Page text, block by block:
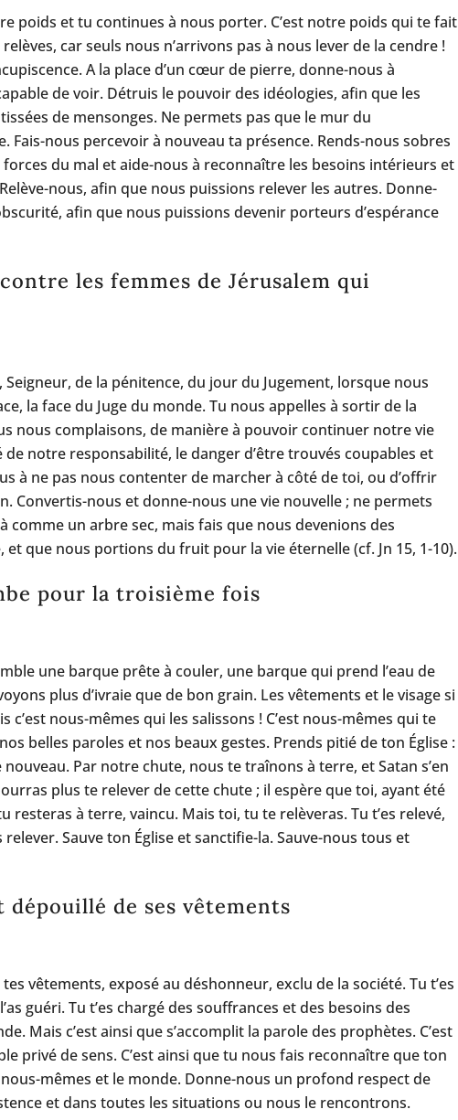
poids et tu continues à nous porter. C’est notre poids qui te fait
car seuls nous n’arrivons pas à nous lever de la cendre !
A la place d’un cœur de pierre, donne-nous à
de voir. Détruis le pouvoir des idéologies, afin que les
de mensonges. Ne permets pas que le mur du
nous percevoir à nouveau ta présence. Rends-nous sobres
du mal et aide-nous à reconnaître les besoins intérieurs et
nous, afin que nous puissions relever les autres. Donne-
afin que nous puissions devenir porteurs d’espérance
les femmes de Jérusalem qui
de la pénitence, du jour du Jugement, lorsque nous
la face du Juge du monde. Tu nous appelles à sortir de la
nous complaisons, de manière à pouvoir continuer notre vie
notre responsabilité, le danger d’être trouvés coupables et
à ne pas nous contenter de marcher à côté de toi, ou d’offrir
Convertis-nous et donne-nous une vie nouvelle ; ne permets
comme un arbre sec, mais fais que nous devenions des
que nous portions du fruit pour la vie éternelle (cf. Jn 15, 1-10).
pour la troisième fois
une barque prête à couler, une barque qui prend l’eau de
plus d’ivraie que de bon grain. Les vêtements et le visage si
c’est nous-mêmes qui les salissons ! C’est nous-mêmes qui te
belles paroles et nos beaux gestes. Prends pitié de ton Église :
Par notre chute, nous te traînons à terre, et Satan s’en
plus te relever de cette chute ; il espère que toi, ayant été
resteras à terre, vaincu. Mais toi, tu te relèveras. Tu t’es relevé,
Sauve ton Église et sanctifie-la. Sauve-nous tous et
dépouillé de ses vêtements
vêtements, exposé au déshonneur, exclu de la société. Tu t’es
guéri. Tu t’es chargé des souffrances et des besoins des
Mais c’est ainsi que s’accomplit la parole des prophètes. C’est
privé de sens. C’est ainsi que tu nous fais reconnaître que ton
mêmes et le monde. Donne-nous un profond respect de
et dans toutes les situations ou nous le rencontrons.